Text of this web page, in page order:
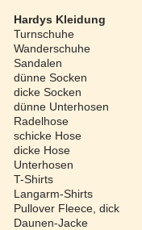
Hardys Kleidung
Turnschuhe
Wanderschuhe
Sandalen
dünne Socken
dicke Socken
dünne Unterhosen
Radelhose
schicke Hose
dicke Hose
Unterhosen
T-Shirts
Langarm-Shirts
Pullover Fleece, dick
Daunen-Jacke